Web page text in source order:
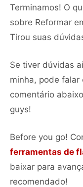
Terminamos! O
sobre Reformar
Tirou suas
Se tiver dúvidas
minha, pode falar
comentário
guys!
Before you go!
ferramentas de
baixar para
recomendado!